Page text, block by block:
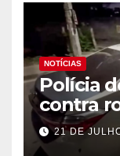
NOTÍCIAS
Polícia
contra
21 DE